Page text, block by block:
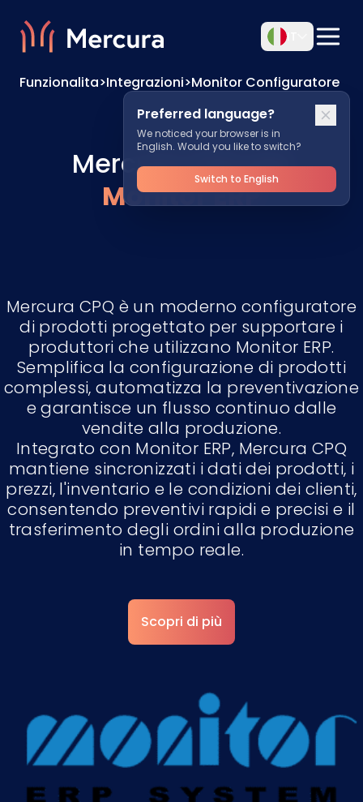
Preferred language?
We noticed your browser is in
English. Would you like to switch?
Switch to English
Funzionalita>Integrazioni>Monitor Configuratore
Mercura CPQ per
Monitor ERP
Mercura CPQ è un moderno configuratore
di prodotti progettato per supportare i
produttori che utilizzano Monitor ERP.
Semplifica la configurazione di prodotti
complessi, automatizza la preventivazione
e garantisce un flusso continuo dalle
vendite alla produzione.
Integrato con Monitor ERP, Mercura CPQ
mantiene sincronizzati i dati dei prodotti, i
prezzi, l'inventario e le condizioni dei clienti,
consentendo preventivi rapidi e precisi e il
trasferimento degli ordini alla produzione
in tempo reale.
Scopri di più